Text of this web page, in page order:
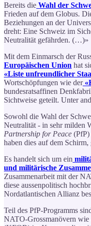
Bereits die Wahl der
Frieden auf dem Globus.
Beziehungen an der
dreht: Eine Schweiz im
Neutralität gefährden. (…)»
Mit dem Einmarsch der
Europäischen Union hat
«Liste unfreundlicher
Wortschöpfungen wie der
bundesratsaffinen
Sichtweise geteilt. Unter
Sowohl die Wahl der
Neutralität - in sehr milden
Partnership for Peace (PfP)
haben dies auf dem
Es handelt sich um ein
und militärische
Zusammenarbeit mit der
diese aussenpolitisch
Nordatlantischen Allianz
Teil des PfP-Programms
NATO-Grossmanövern